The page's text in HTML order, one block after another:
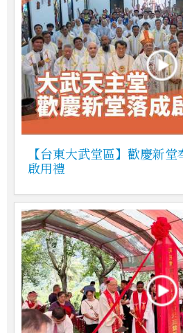
【台東大武堂區】歡慶新
啟用禮